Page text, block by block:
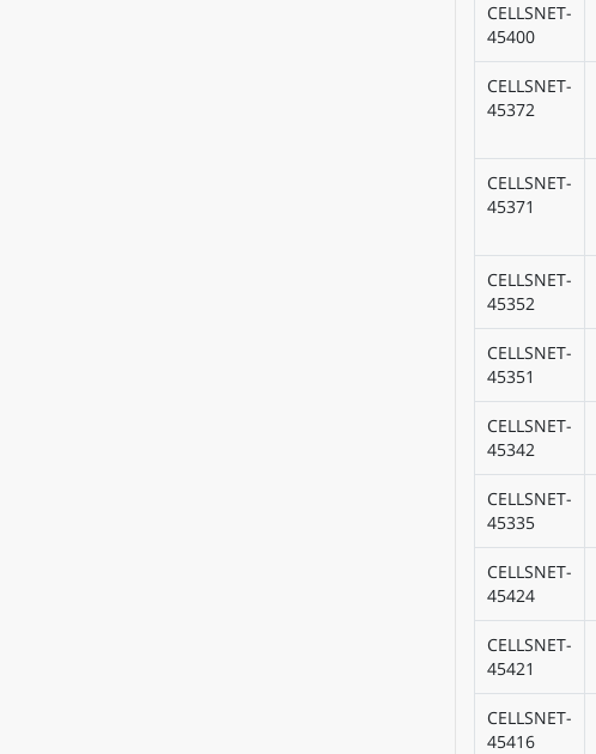
CELLSNET-
45400
CELLSNET-
45372
CELLSNET-
45371
CELLSNET-
45352
CELLSNET-
45351
CELLSNET-
45342
CELLSNET-
45335
CELLSNET-
45424
CELLSNET-
45421
CELLSNET-
45416